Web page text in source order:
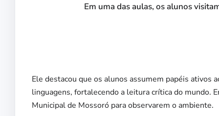
Em uma das aulas, os alunos
Ele destacou que os alunos assumem papéis
linguagens, fortalecendo a leitura crítica do mundo.
Municipal de Mossoró para observarem o ambiente.